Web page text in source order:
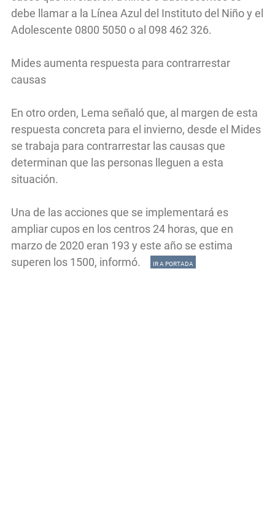
debe llamar a la Línea Azul del Instituto del Niño y el
Adolescente 0800 5050 o al 098 462 326.
Mides aumenta respuesta para contrarrestar
causas
En otro orden, Lema señaló que, al margen de esta
respuesta concreta para el invierno, desde el Mides
se trabaja para contrarrestar las causas que
determinan que las personas lleguen a esta
situación.
Una de las acciones que se implementará es
ampliar cupos en los centros 24 horas, que en
marzo de 2020 eran 193 y este año se estima
superen los 1500, informó.
IR A PORTADA